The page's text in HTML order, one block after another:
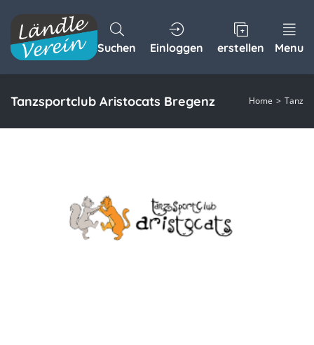
Suchen Einloggen erstellen Menu
Tanzsportclub Aristocats Bregenz Home Tanz